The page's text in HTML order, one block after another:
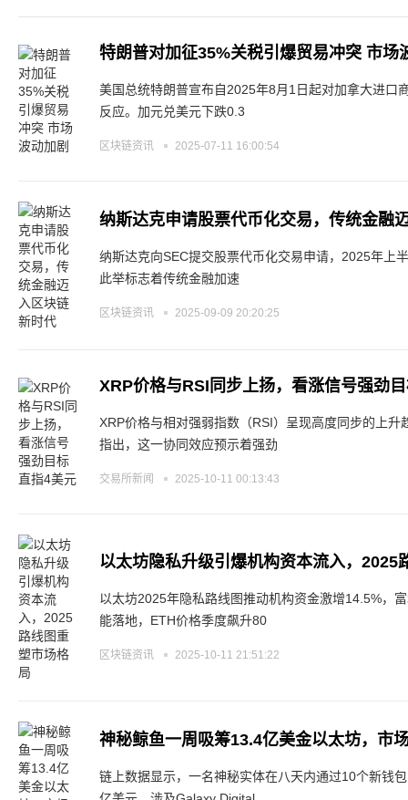
特朗普对加征35%关税引爆贸易冲突 市场
美国总统特朗普宣布自2025年8月1日起对加拿大进口
反应。加元兑美元下跌0.3
区块链资讯 2025-07-11 16:00:54
纳斯达克申请股票代币化交易，传统金融
纳斯达克向SEC提交股票代币化交易申请，2025年上
此举标志着传统金融加速
区块链资讯 2025-09-09 20:20:25
XRP价格与RSI同步上扬，看涨信号强劲
XRP价格与相对强弱指数（RSI）呈现高度同步的上
指出，这一协同效应预示着强劲
交易所新闻 2025-10-11 00:13:43
以太坊隐私升级引爆机构资本流入，2025
以太坊2025年隐私路线图推动机构资金激增14.5%，
能落地，ETH价格季度飙升80
区块链资讯 2025-10-11 21:51:22
神秘鲸鱼一周吸筹13.4亿美金以太坊，市
链上数据显示，一名神秘实体在八天内通过10个新钱